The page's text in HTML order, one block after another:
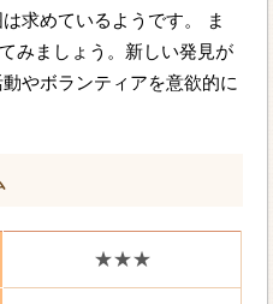
求めているようです。 ま
みましょう。新しい発見が
やボランティアを意欲的に
★★★